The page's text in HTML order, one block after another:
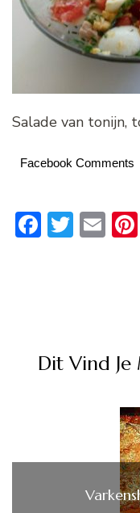
Salade van tonijn,
Facebook Comments
Dit Vind Je